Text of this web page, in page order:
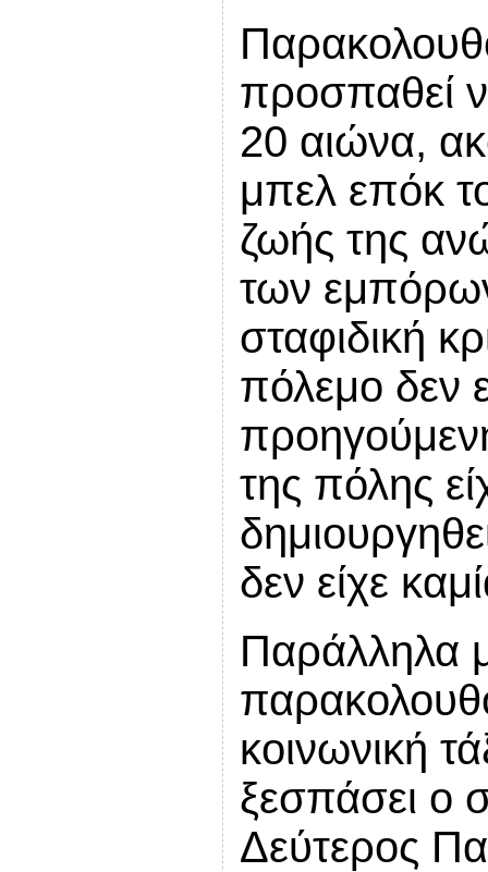
προσπαθεί
20 αιώνα,
μπελ επόκ
ζωής της
των
σταφιδική
πόλεμο δεν
της πόλης
δεν είχε
Παράλληλα
κοινωνική
ξεσπάσει ο
Δεύτερος